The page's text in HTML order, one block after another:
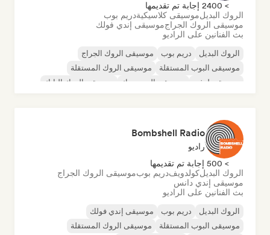
> 2400 إجابة تم تقديمها
الروك البديلموسيقى كلاسيكيةدريم بوب
موسيقى الروك الجراجموسيقى إندي فولك
بث الفنانين على الراديو
الروك البديل دريم بوب
موسيقى الروك الجراج
موسيقى البوب المستقلة
موسيقى الروك المستقلة
موسيقى لوفي
موسيقى البوب روك موسيقى الروك البانك
Bombshell Radio
راديو
> 500 إجابة تم تقديمها
الروك البديلكولدويفدريم بوبموسيقى الروك الجراج
موسيقى إندي دانس
بث الفنانين على الراديو
الروك البديل دريم بوب
موسيقى إندي فولك
موسيقى البوب المستقلة
موسيقى الروك المستقلة